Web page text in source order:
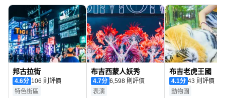
邦古拉街
4.6分
106 則評價
特色街區
布吉西蒙人妖秀
4.7分
6,598 則評價
表演
布吉老虎王國
4.1分
43 則評價
動物園